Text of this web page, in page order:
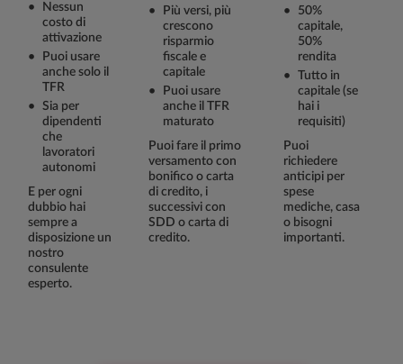
Nessun
costo di
attivazione
Puoi usare
anche solo il
TFR
Sia per
dipendenti
che
lavoratori
autonomi
E per ogni
dubbio hai
sempre a
disposizione un
nostro
consulente
esperto.
Più versi, più
crescono
risparmio
fiscale e
capitale
Puoi usare
anche il TFR
maturato
Puoi fare il primo
versamento con
bonifico o carta
di credito, i
successivi con
SDD o carta di
credito.
50%
capitale,
50%
rendita
Tutto in
capitale (se
hai i
requisiti)
Puoi
richiedere
anticipi per
spese
mediche, casa
o bisogni
importanti.